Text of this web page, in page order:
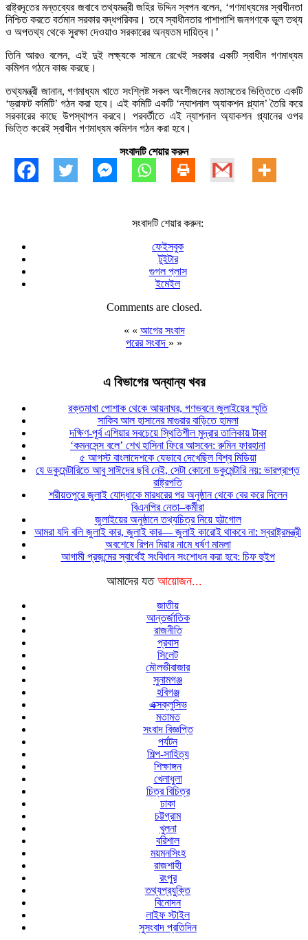
রাষ্ট্রদূতের মন্তব্যের জবাবে তথ্যমন্ত্রী জহির উদ্দিন স্বপন বলেন, ‘গণমাধ্যমের স্বাধীনতা
নিশ্চিত করতে বর্তমান সরকার বদ্ধপরিকর। তবে স্বাধীনতার পাশাপাশি জনগণকে ভুল তথ্য
ও অপতথ্য থেকে সুরক্ষা দেওয়াও সরকারের অন্যতম দায়িত্ব।’
তিনি আরও বলেন, এই দুই লক্ষ্যকে সামনে রেখেই সরকার একটি স্বাধীন গণমাধ্যম
কমিশন গঠনে কাজ করছে।
তথ্যমন্ত্রী জানান, গণমাধ্যম খাতে সংশ্লিষ্ট সকল অংশীজনের মতামতের ভিত্তিতে একটি
‘ড্রাফট কমিটি’ গঠন করা হবে। এই কমিটি একটি ‘ন্যাশনাল অ্যাকশন প্ল্যান’ তৈরি করে
সরকারের কাছে উপস্থাপন করবে। পরবর্তীতে এই ন্যাশনাল অ্যাকশন প্ল্যানের ওপর
ভিত্তি করেই স্বাধীন গণমাধ্যম কমিশন গঠন করা হবে।
সংবাদটি শেয়ার করুন
সংবাদটি শেয়ার করুন:
ফেইসবুক
টুইটার
গুগল প্লাস
ইমেইল
Comments are closed.
« « আগের সংবাদ
পরের সংবাদ » »
এ বিভাগের অন্যান্য খবর
রক্তমাখা পোশাক থেকে আয়নাঘর, গণভবনে জুলাইয়ের স্মৃতি
সাকিব আল হাসানের মাগুরার বাড়িতে হামলা
দক্ষিণ-পূর্ব এশিয়ার সবচেয়ে স্থিতিশীল মুদ্রার তালিকায় টাকা
‘কমনসেন্স বলে’ শেখ হাসিনা ফিরে আসবেন: রুমিন ফারহানা
৫ আগস্ট বাংলাদেশকে যেভাবে দেখেছিল বিশ্ব মিডিয়া
যে ডকুমেন্টারিতে আবু সাঈদের ছবি নেই, সেটা কোনো ডকুমেন্টারি নয়: ভারপ্রাপ্ত
রাষ্ট্রপতি
শরীয়তপুরে জুলাই যোদ্ধাকে মারধরের পর অনুষ্ঠান থেকে বের করে দিলেন
বিএনপির নেতা–কর্মীরা
জুলাইয়ের অনুষ্ঠানে তথ্যচিত্র নিয়ে হট্টগোল
আমরা যদি বলি জুলাই কার, জুলাই কার— জুলাই কারোই থাকবে না: স্বরাষ্ট্রমন্ত্রী
অবশেষে রিপন মিয়ার নামে ধর্ষণ মামলা
আগামী প্রজন্মের স্বার্থেই সংবিধান সংশোধন করা হবে: চিফ হুইপ
আমাদের যত আয়োজন...
জাতীয়
আন্তর্জাতিক
রাজনীতি
প্রবাস
সিলেট
মৌলভীবাজার
সুনামগঞ্জ
হবিগঞ্জ
এক্সক্লুসিভ
মতামত
সংবাদ বিজ্ঞপ্তি
পর্যটন
শিল্প-সাহিত্য
শিক্ষাঙ্গন
খেলাধুলা
চিত্র বিচিত্র
ঢাকা
চট্টগ্রাম
খুলনা
বরিশাল
ময়মনসিংহ
রাজশাহী
রংপুর
তথ্যপ্রযুক্তি
বিনোদন
লাইফ স্টাইল
সুসংবাদ প্রতিদিন